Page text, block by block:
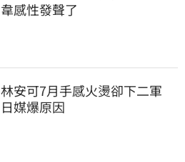
韋感性發聲了
林安可7月手感火燙卻下二軍
日媒爆原因